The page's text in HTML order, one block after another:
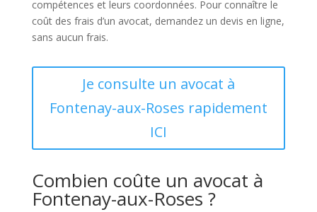
compétences et leurs coordonnées. Pour connaître le
coût des frais d’un avocat, demandez un devis en ligne,
sans aucun frais.
Je consulte un avocat à
Fontenay-aux-Roses rapidement
ICI
Combien coûte un avocat à
Fontenay-aux-Roses ?